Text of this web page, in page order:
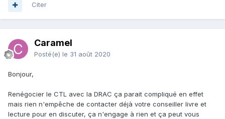
Citer
Caramel
Posté(e) le 31 août 2020
Bonjour,
Renégocier le CTL avec la DRAC ça parait compliqué en effet
mais rien n'empêche de contacter déjà votre conseiller livre et
lecture pour en discuter, ça n'engage à rien et ça peut vous